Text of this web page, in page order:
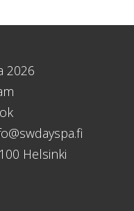
2026
Helsinki